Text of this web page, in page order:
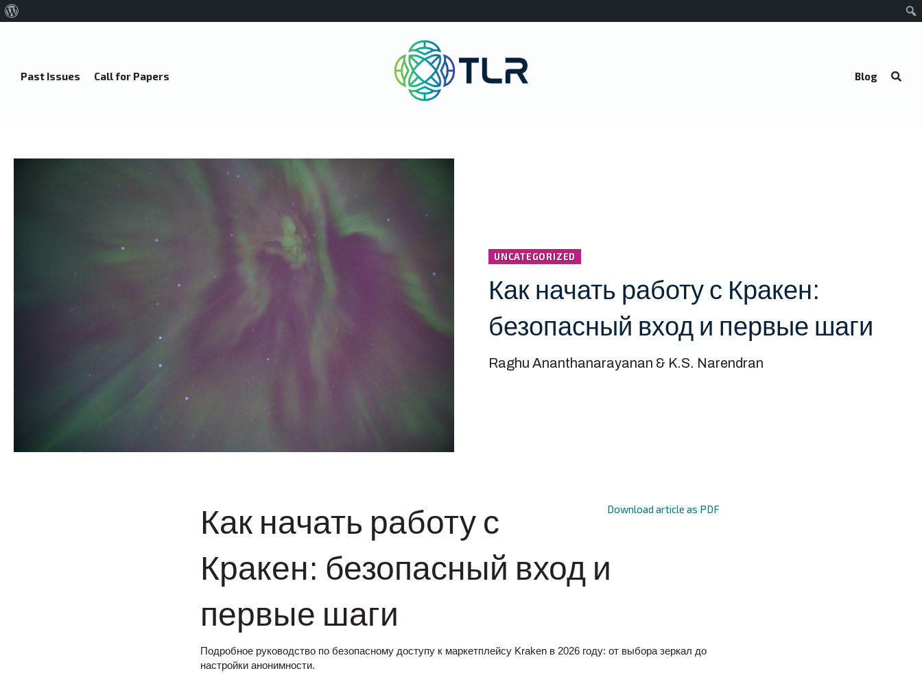
Past Issues Call for Papers Blog
UNCATEGORIZED
Как начать работу с Кракен:
безопасный вход и первые шаги
Raghu Ananthanarayanan & K.S. Narendran
Download article as PDF
Как начать работу с
Кракен: безопасный вход и
первые шаги
Подробное руководство по безопасному доступу к маркетплейсу Kraken в 2026 году: от выбора зеркал до
настройки анонимности.